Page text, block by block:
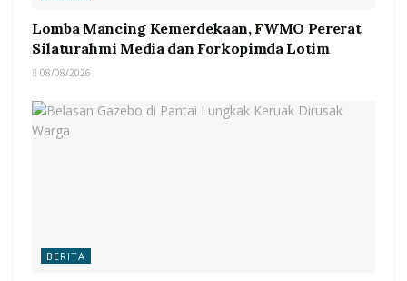
Lomba Mancing Kemerdekaan, FWMO Pererat
Silaturahmi Media dan Forkopimda Lotim
08/08/2026
BERITA